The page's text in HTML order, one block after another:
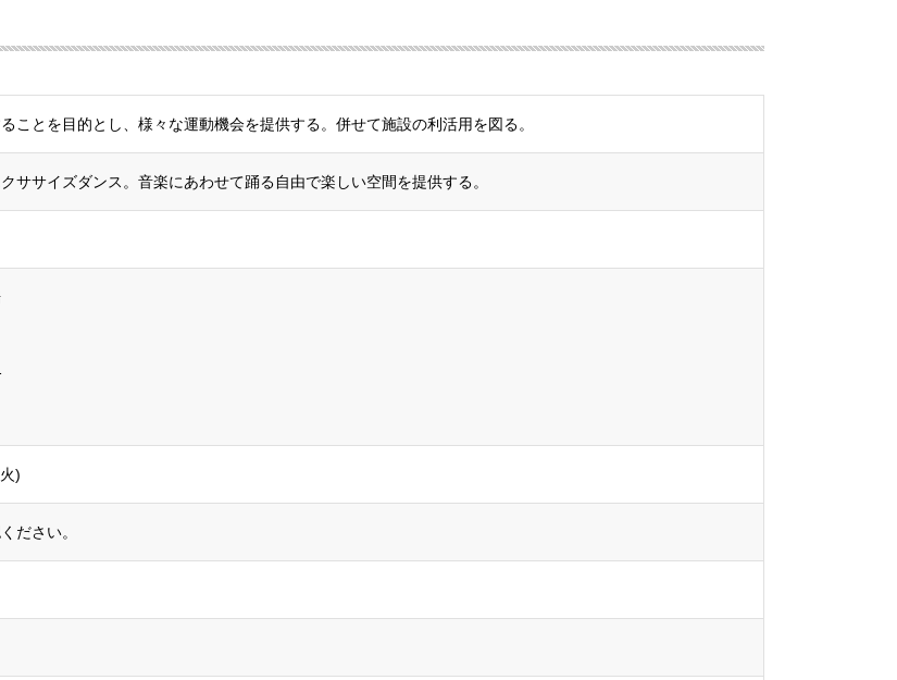
ことを目的とし、様々な運動機会を提供する。併せて施設の利活用を図る。
ササイズダンス。音楽にあわせて踊る自由で楽しい空間を提供する。
)
ださい。